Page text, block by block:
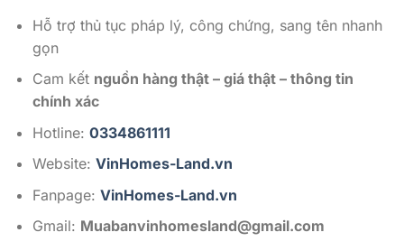
Hỗ trợ thủ tục pháp lý, công chứng, sang tên nhanh
gọn
Cam kết nguồn hàng thật – giá thật – thông tin
chính xác
Hotline: 0334861111
Website: VinHomes-Land.vn
Fanpage: VinHomes-Land.vn
Gmail: Muabanvinhomesland@gmail.com